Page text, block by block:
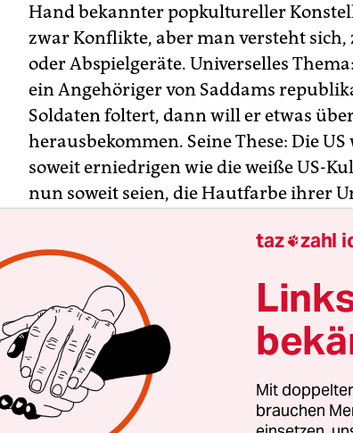
Hand bekannter popkultureller
zwar Konflikte, aber man versteht
oder Abspielgeräte. Universelles
ein Angehöriger von Saddams
Soldaten foltert, dann will er etwas
herausbekommen. Seine These: Die
soweit erniedrigen wie die weiße US-
nun soweit seien, die Hautfarbe ihrer
er betet mit den Moslems.
Dabei ist er ja auch im wirklichen
Musiker müssen im Film das tun, was
tun. Variable: Wenn sie schon nicht
anderes – zum Beispiel ihren Glauben.
sogar und so weiter: Potsdamer Platz
auch Saturn. Variable: alles ist anders.
taz zahl
Mit
brauchen